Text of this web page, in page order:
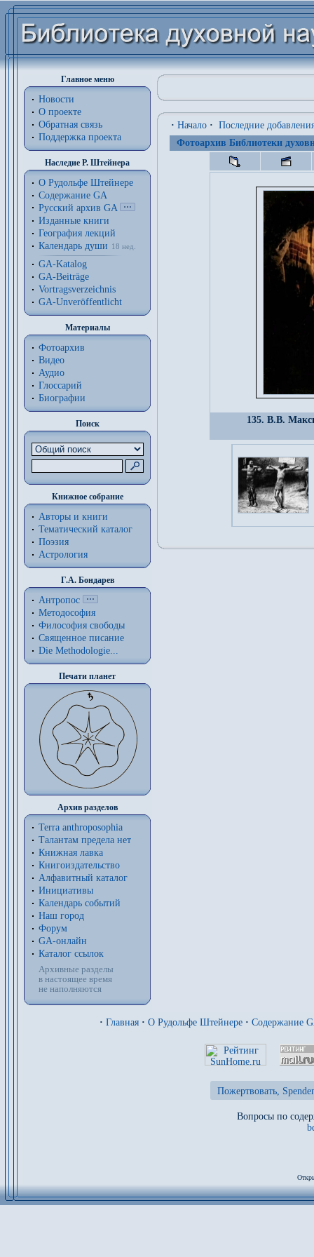
Главное меню
Новости
О проекте
Обратная связь
Поддержка проекта
Наследие Р. Штейнера
О Рудольфе Штейнере
Содержание GA
Русский архив GA
Изданные книги
География лекций
Календарь души
18 нед.
GA-Katalog
GA-Beiträge
Vortragsverzeichnis
GA-Unveröffentlicht
Материалы
Фотоархив
Видео
Аудио
Глоссарий
Биографии
Поиск
Книжное собрание
Авторы и книги
Тематический каталог
Поэзия
Астрология
Г.А. Бондарев
Антропос
Методософия
Философия cвободы
Священное писание
Die Methodologie...
Печати планет
Архив разделов
Terra anthroposophia
Талантам предела нет
Книжная лавка
Книгоиздательство
Алфавитный каталог
Инициативы
Календарь событий
Наш город
Форум
GA-онлайн
Каталог ссылок
Архивные разделы
в настоящее время
не наполняются
· Начало · Последние
Фотоархив Библиотеки
135. В.В.
· Главная · О Рудольфе Штейнере · Содержание
Пожертвовать,
Вопросы по